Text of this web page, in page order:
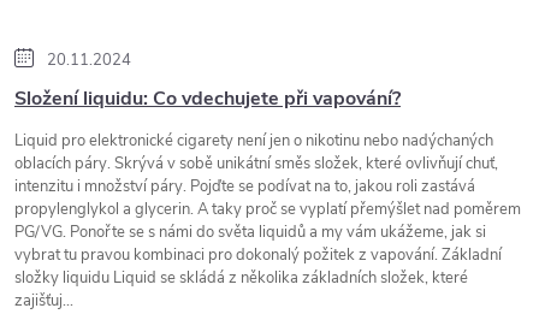
20.11.2024
Složení liquidu: Co vdechujete při vapování?
Liquid pro elektronické cigarety není jen o nikotinu nebo nadýchaných
oblacích páry. Skrývá v sobě unikátní směs složek, které ovlivňují chuť,
intenzitu i množství páry. Pojďte se podívat na to, jakou roli zastává
propylenglykol a glycerin. A taky proč se vyplatí přemýšlet nad poměrem
PG/VG. Ponořte se s námi do světa liquidů a my vám ukážeme, jak si
vybrat tu pravou kombinaci pro dokonalý požitek z vapování. Základní
složky liquidu Liquid se skládá z několika základních složek, které
zajišťuj...